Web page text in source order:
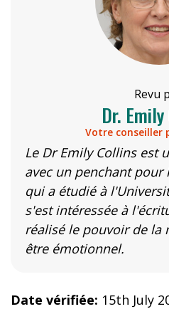
Revu
Dr.
Votre conseiller
Le Dr Emily Collins est
avec un penchant
qui a étudié à
s'est intéressée à
réalisé le pouvoir de la
être émotionnel.
Date vérifiée: 15th July